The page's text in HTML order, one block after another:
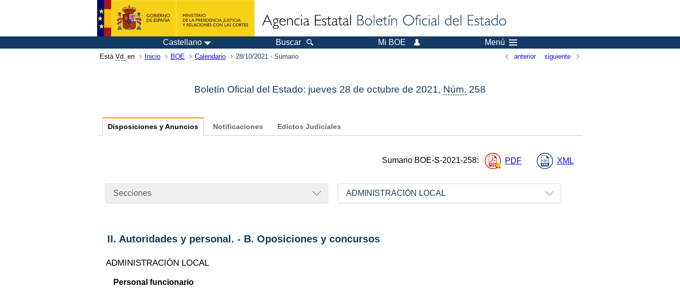
Castellano Buscar Mi BOE Menú
Está Vd. en Inicio BOE Calendario 28/10/2021 - Sumario anterior siguiente
Boletín Oficial del Estado: jueves 28 de octubre de 2021, Núm. 258
Disposiciones y Anuncios Notificaciones Edictos Judiciales
Sumario BOE-S-2021-258: PDF XML
Secciones ADMINISTRACIÓN LOCAL
II. Autoridades y personal. - B. Oposiciones y concursos
ADMINISTRACIÓN LOCAL
Personal funcionario